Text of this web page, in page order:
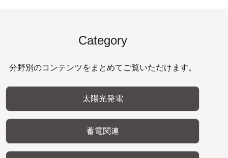
Category
分野別のコンテンツをまとめてご覧いただけます。
太陽光発電
蓄電関連